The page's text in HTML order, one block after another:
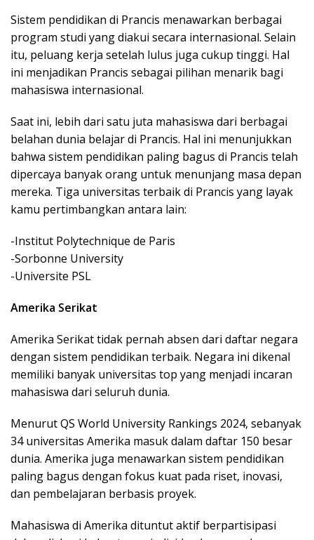
Sistem pendidikan di Prancis menawarkan berbagai
program studi yang diakui secara internasional. Selain
itu, peluang kerja setelah lulus juga cukup tinggi. Hal
ini menjadikan Prancis sebagai pilihan menarik bagi
mahasiswa internasional.
Saat ini, lebih dari satu juta mahasiswa dari berbagai
belahan dunia belajar di Prancis. Hal ini menunjukkan
bahwa sistem pendidikan paling bagus di Prancis telah
dipercaya banyak orang untuk menunjang masa depan
mereka. Tiga universitas terbaik di Prancis yang layak
kamu pertimbangkan antara lain:
-Institut Polytechnique de Paris
-Sorbonne University
-Universite PSL
Amerika Serikat
Amerika Serikat tidak pernah absen dari daftar negara
dengan sistem pendidikan terbaik. Negara ini dikenal
memiliki banyak universitas top yang menjadi incaran
mahasiswa dari seluruh dunia.
Menurut QS World University Rankings 2024, sebanyak
34 universitas Amerika masuk dalam daftar 150 besar
dunia. Amerika juga menawarkan sistem pendidikan
paling bagus dengan fokus kuat pada riset, inovasi,
dan pembelajaran berbasis proyek.
Mahasiswa di Amerika dituntut aktif berpartisipasi